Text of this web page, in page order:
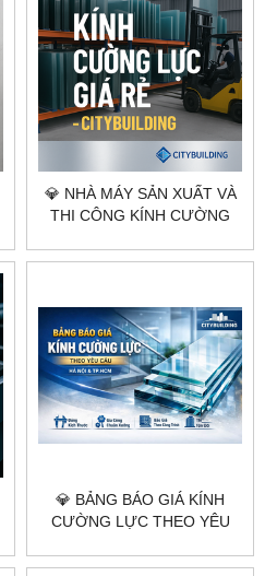
💎 NHÀ MÁY SẢN XUẤT VÀ
THI CÔNG KÍNH CƯỜNG
CITYBUILDING
💎 BẢNG BÁO GIÁ KÍNH
CƯỜNG LỰC THEO YÊU
TP.HCM